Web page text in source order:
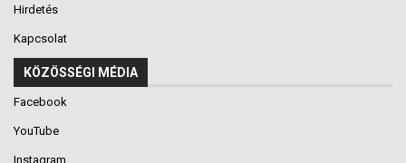
Hirdetés
Kapcsolat
KÖZÖSSÉGI MÉDIA
Facebook
YouTube
Instagram